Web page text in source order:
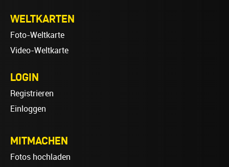
WELTKARTEN
Foto-Weltkarte
Video-Weltkarte
LOGIN
Registrieren
Einloggen
MITMACHEN
Fotos hochladen